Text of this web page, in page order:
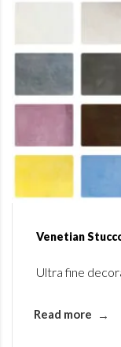
Venetian
Ultra fine
Read more